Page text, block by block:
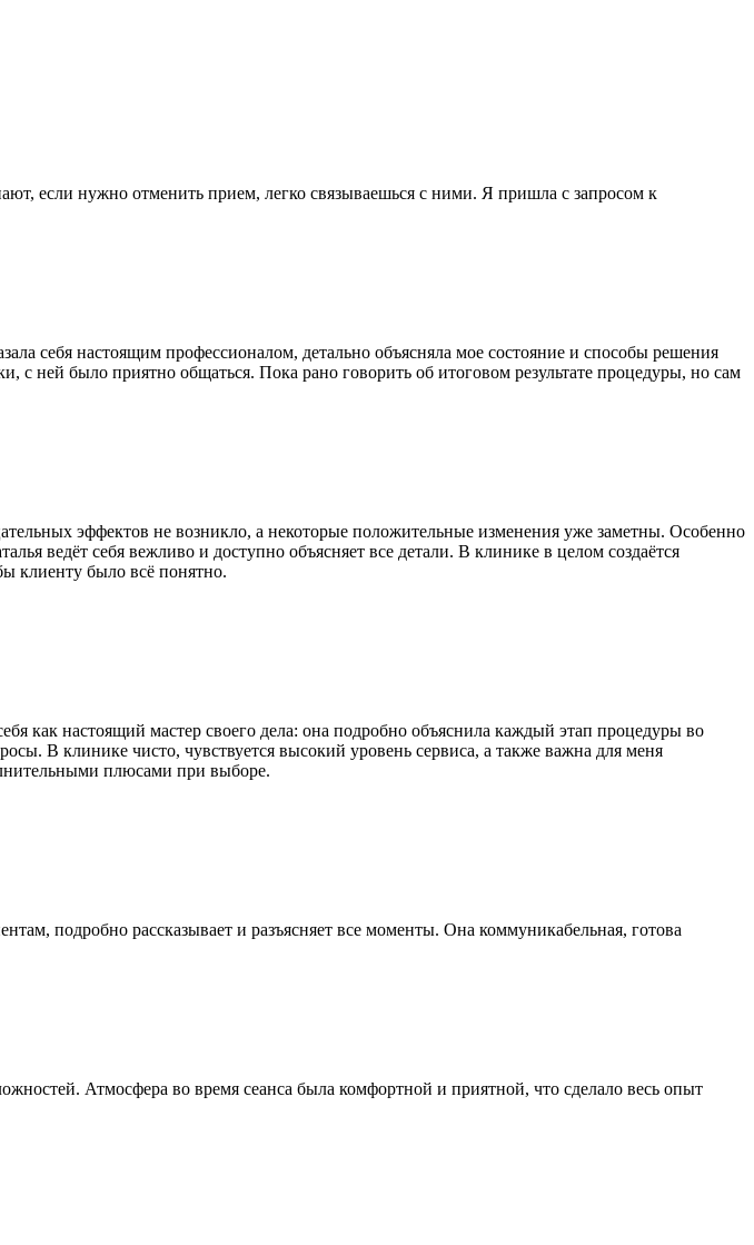
если нужно отменить прием, легко связываешься с ними. Я пришла с запросом к
себя настоящим профессионалом, детально объясняла мое состояние и способы решения
ней было приятно общаться. Пока рано говорить об итоговом результате процедуры, но сам
эффектов не возникло, а некоторые положительные изменения уже заметны. Особенно
ведёт себя вежливо и доступно объясняет все детали. В клинике в целом создаётся
клиенту было всё понятно.
как настоящий мастер своего дела: она подробно объяснила каждый этап процедуры во
В клинике чисто, чувствуется высокий уровень сервиса, а также важна для меня
плюсами при выборе.
подробно рассказывает и разъясняет все моменты. Она коммуникабельная, готова
Атмосфера во время сеанса была комфортной и приятной, что сделало весь опыт